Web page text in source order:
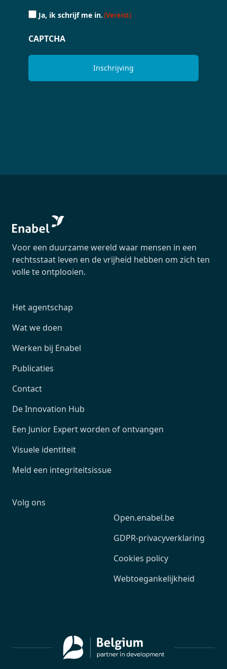
Ja,
schrijf
in.
Ja, ik schrijf me in.(Vereist)
CAPTCHA
Voor een duurzame wereld waar mensen in een
rechtsstaat leven en de vrijheid hebben om zich ten
volle te ontplooien.
Het agentschap
Wat we doen
Werken bij Enabel
Publicaties
Contact
De Innovation Hub
Een Junior Expert worden of ontvangen
Visuele identiteit
Meld een integriteitsissue
Open.enabel.be
GDPR-privacyverklaring
Cookies policy
Webtoegankelijkheid
Volg ons